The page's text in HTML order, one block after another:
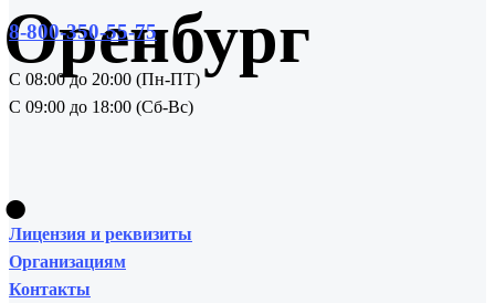
Оренбург
•
8-800-350-55-75
С 08:00 до 20:00 (Пн-ПТ)
С 09:00 до 18:00 (Сб-Вс)
Лицензия и реквизиты
Организациям
Контакты